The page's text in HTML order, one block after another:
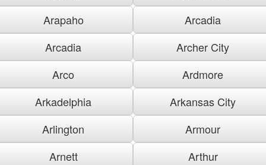
Arapaho
Arcadia
Arcadia
Archer City
Arco
Ardmore
Arkadelphia
Arkansas City
Arlington
Armour
Arnett
Arthur